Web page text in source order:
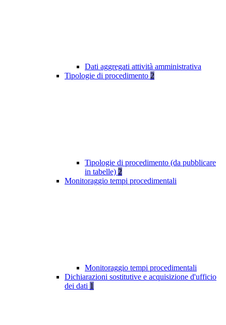
Dati aggregati attività amministrativa
Tipologie di procedimento 2
Tipologie di procedimento (da pubblicare
in tabelle) 2
Monitoraggio tempi procedimentali
Monitoraggio tempi procedimentali
Dichiarazioni sostitutive e acquisizione d'ufficio
dei dati 1